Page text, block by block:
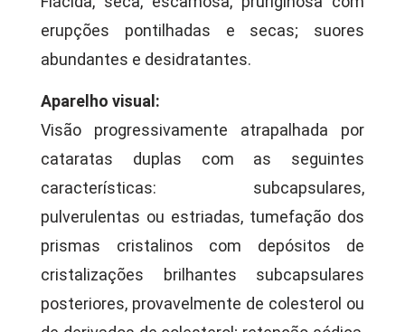
erupções pontilhadas e secas; suores
abundantes e desidratantes.
Aparelho visual:
Visão progressivamente atrapalhada por
cataratas duplas com as seguintes
características: subcapsulares,
pulverulentas ou estriadas, tumefação dos
prismas cristalinos com depósitos de
cristalizações brilhantes subcapsulares
posteriores, provavelmente de colesterol ou